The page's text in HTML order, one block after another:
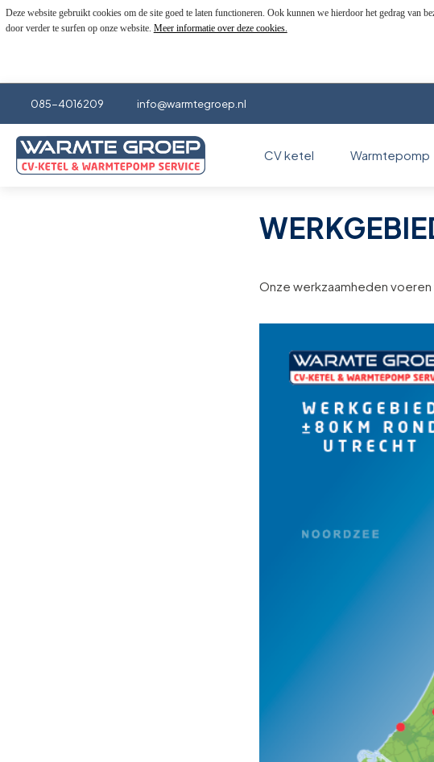
Deze website gebruikt cookies om de site goed te laten functioneren. Ook kunnen we hierdoor het gedrag van
door verder te surfen op onze website. Meer informatie over deze cookies.
085-4016209 info@warmtegroep.nl
CV ketel Warmtepomp
Onze werkzaamheden